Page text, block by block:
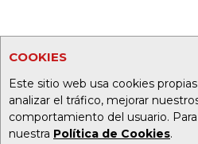
COOKIES
Este sitio web usa cookies
analizar el tráfico, mejorar
comportamiento del usuario.
nuestra Política de Cookies.